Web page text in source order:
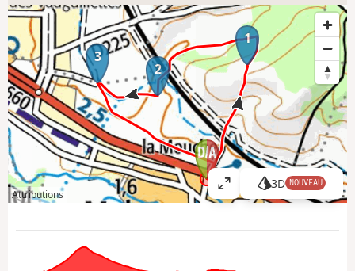
1
2
3
Attributions
A
ff
3D NOUVEAU